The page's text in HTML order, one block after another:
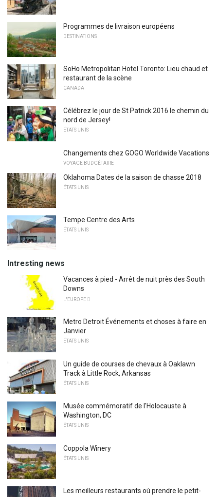
Programmes de livraison européens
DESTINATIONS
SoHo Metropolitan Hotel Toronto: Lieu chaud et
restaurant de la scène
CANADA
Célébrez le jour de St Patrick 2016 le chemin du
nord de Jersey!
ÉTATS UNIS
Changements chez GOGO Worldwide Vacations
VOYAGE BUDGÉTAIRE
Oklahoma Dates de la saison de chasse 2018
ÉTATS UNIS
Tempe Centre des Arts
ÉTATS UNIS
Intresting news
Vacances à pied - Arrêt de nuit près des South
Downs
L'EUROPE 
Metro Detroit Événements et choses à faire en
Janvier
ÉTATS UNIS
Un guide de courses de chevaux à Oaklawn
Track à Little Rock, Arkansas
ÉTATS UNIS
Musée commémoratif de l'Holocauste à
Washington, DC
ÉTATS UNIS
Coppola Winery
ÉTATS UNIS
Les meilleurs restaurants où prendre le petit-